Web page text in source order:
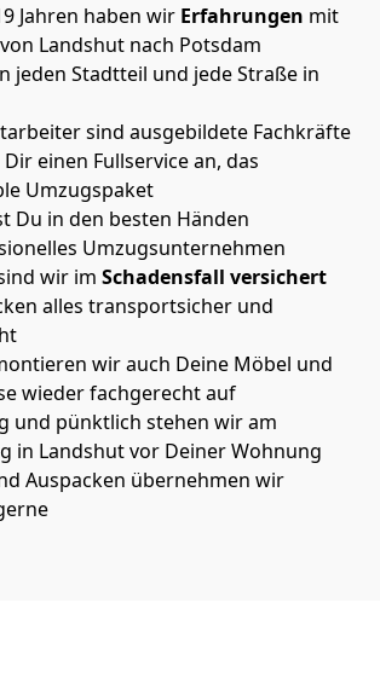
Jahren haben wir Erfahrungen mit
Landshut nach Potsdam
jeden Stadtteil und jede Straße in
sind ausgebildete Fachkräfte
einen Fullservice an, das
Umzugspaket
Du in den besten Händen
Umzugsunternehmen
wir im Schadensfall versichert
alles transportsicher und
wir auch Deine Möbel und
wieder fachgerecht auf
und pünktlich stehen wir am
in Landshut vor Deiner Wohnung
Auspacken übernehmen wir